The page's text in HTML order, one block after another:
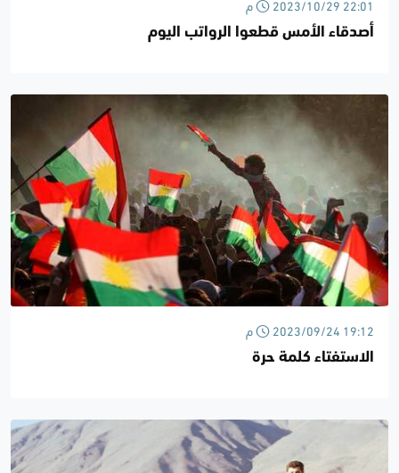
2023/10/29 22:01 م
أصدقاء الأمس قطعوا الرواتب اليوم
2023/09/24 19:12 م
الاستفتاء كلمة حرة